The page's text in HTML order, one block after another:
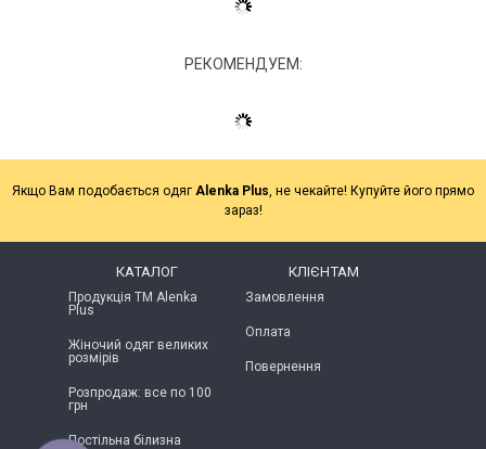
РЕКОМЕНДУЕМ:
Якщо Вам подобається одяг Alenka Plus , не чекайте! Купуйте його прямо
зараз!
КАТАЛОГ
Продукція ТМ Alenka
Plus
Жіночий одяг великих
розмірів
Розпродаж: все по 100
грн
Постільна білизна
КЛІЄНТАМ
Замовлення
Оплата
Повернення